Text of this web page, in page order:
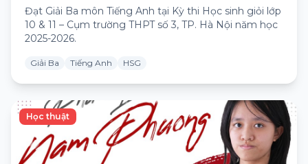
Đạt Giải Ba môn Tiếng Anh tại Kỳ thi Học sinh giỏi lớp
10 & 11 – Cụm trường THPT số 3, TP. Hà Nội năm học
2025-2026.
Giải Ba Tiếng Anh HSG
Học thuật